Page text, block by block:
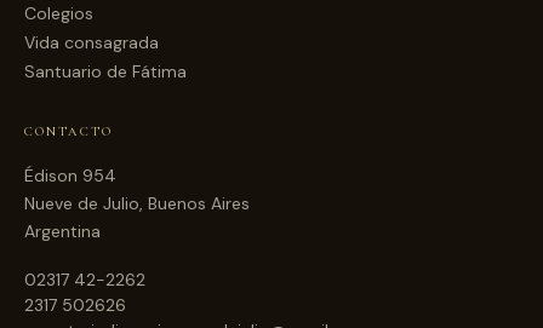
Colegios
Vida consagrada
Santuario de Fátima
CONTACTO
Édison 954
Nueve de Julio, Buenos Aires
Argentina
02317 42-2262
2317 502626